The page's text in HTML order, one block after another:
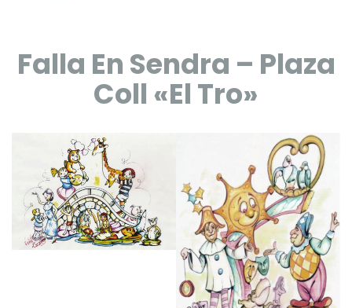
Falla En Sendra – Plaza
Coll «El Tro»